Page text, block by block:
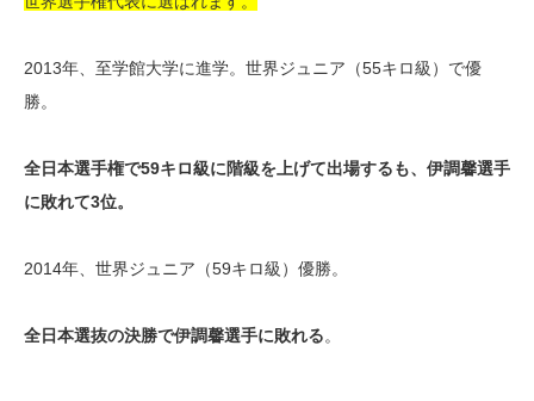
2013年、至学館大学に進学。世界ジュニア（55キロ級）で優
勝。
全日本選手権で59キロ級に階級を上げて出場するも、伊調馨選手
に敗れて3位。
2014年、世界ジュニア（59キロ級）優勝。
全日本選抜の決勝で伊調馨選手に敗れる。